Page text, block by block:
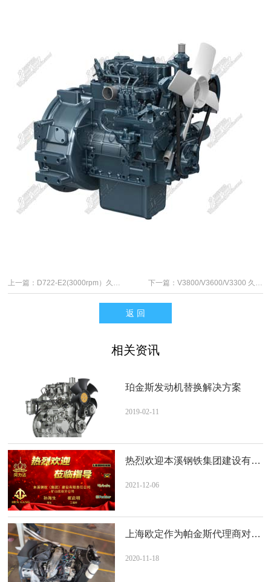
上一篇： D722-E2(3000rpm）久保田发动机
返 回
下一篇：V3800/V3600/V3300 久保田水泵安装垫片
相关资讯
珀金斯发动机替换解决方案
2019-02-11
热烈欢迎本溪钢铁集团建设有限责任公司矿山实业分公司 一行莅临我司参观指导
2021-12-06
上海欧定作为帕金斯代理商对首帆动力科技江苏有限公司发动机进行维保
2020-11-18